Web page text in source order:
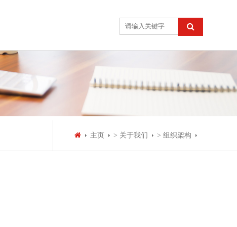
主页 > 关于我们 > 组织架构